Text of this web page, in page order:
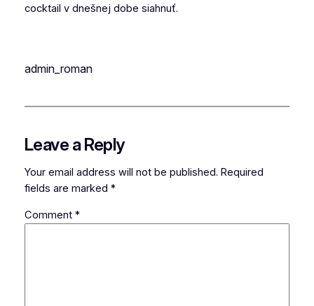
cocktail v dnešnej dobe siahnuť.
admin_roman
Leave a Reply
Your email address will not be published. Required
fields are marked *
Comment *